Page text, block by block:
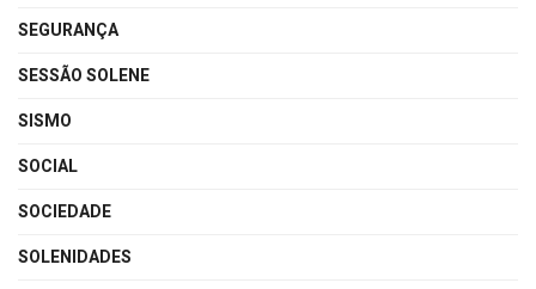
SEGURANÇA
SESSÃO SOLENE
SISMO
SOCIAL
SOCIEDADE
SOLENIDADES